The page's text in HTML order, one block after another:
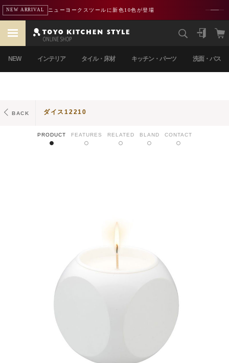
NEW ARRIVAL ニューヨークスツールに新色10色が登場
NEW インテリア タイル・床材 キッチン・パーツ 洗面・バス
BACK ダイス12210
PRODUCT FEATURES RELATED BLAND CONTACT